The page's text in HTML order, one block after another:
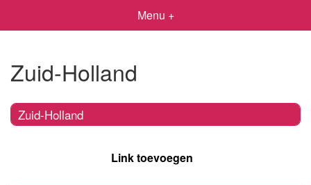
Menu +
Zuid-Holland
Zuid-Holland
Link toevoegen